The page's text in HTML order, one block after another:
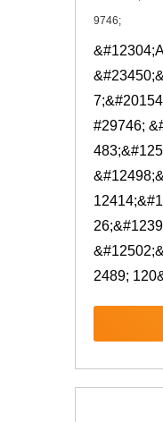
9746;
#29746;
2489;